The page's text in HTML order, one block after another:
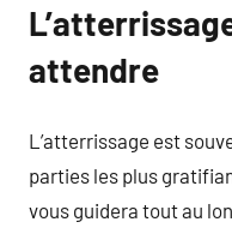
attendre
L’atterrissage est
parties les plus
vous guidera tout au